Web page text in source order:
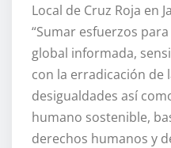
Local de Cruz Roja en
“Sumar esfuerzos
global informada,
con la erradicación de
desigualdades así
humano sostenible,
derechos humanos y